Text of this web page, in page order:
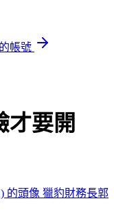
帳號
才要開
獵豹財務長郭